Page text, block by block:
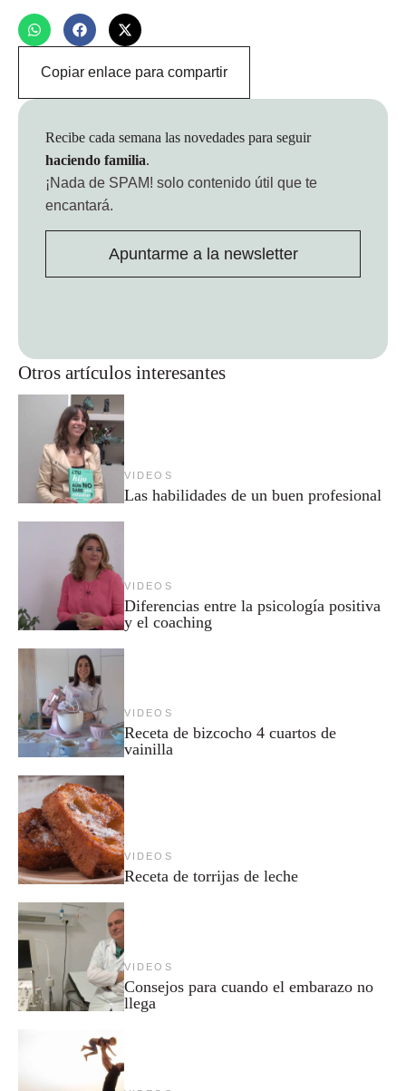
Copiar enlace para compartir
Otros artículos interesantes
VIDEOS
Las habilidades de un buen profesional
VIDEOS
Diferencias entre la psicología positiva
y el coaching
VIDEOS
Receta de bizcocho 4 cuartos de
vainilla
VIDEOS
Receta de torrijas de leche
VIDEOS
Consejos para cuando el embarazo no
llega
Recibe cada semana las novedades para seguir
haciendo familia.
¡Nada de SPAM! solo contenido útil que te
encantará.
Apuntarme a la newsletter